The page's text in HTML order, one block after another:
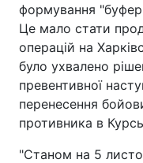
формування
Це мало стати
операцій на
було ухвалено
превентивної
перенесення
противника в
"Станом на 5